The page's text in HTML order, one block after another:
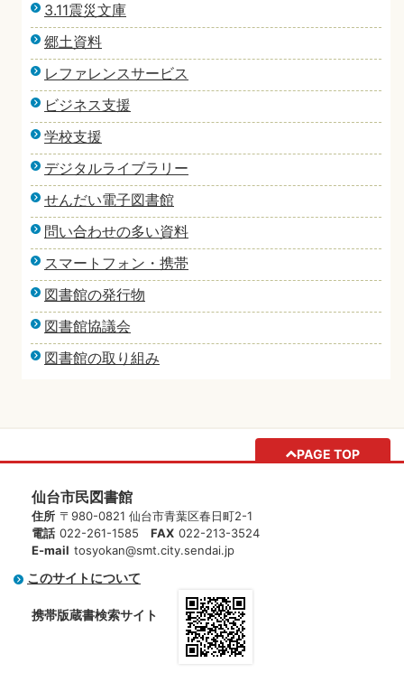
3.11震災文庫
郷土資料
レファレンスサービス
ビジネス支援
学校支援
デジタルライブラリー
せんだい電子図書館
問い合わせの多い資料
スマートフォン・携帯
図書館の発行物
図書館協議会
図書館の取り組み
PAGE TOP
仙台市民図書館
住所 〒980-0821 仙台市青葉区春日町2-1
電話 022-261-1585 FAX 022-213-3524
E-mail tosyokan@smt.city.sendai.jp
このサイトについて
携帯版蔵書検索サイト